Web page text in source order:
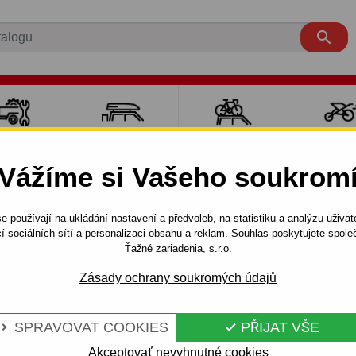
si Vašeho
používají na ukládání nastavení a předvoleb, na statistiku a analýzu
sociálních sítí a personalizaci obsahu a reklam. Souhlas poskytujete
Ťažné zariadenia, s.r.o.
Zásady ochrany soukromých údajů
SPRAVOVAT COOKIES  PŘIJAT VŠE
Akceptovať nevyhnutné cookies

VAN 1994 - 2001 Tažné zařízení pro Peugeot 806 -
806 -
SYSTÉM -
Kód: R 17 S
Tažné zařízení se
typ karoserie: 5
2006.